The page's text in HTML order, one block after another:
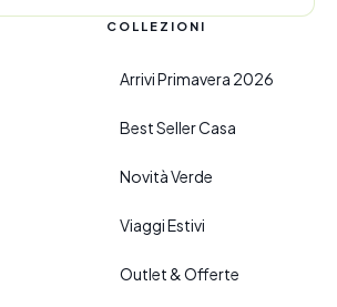
COLLEZIONI
Arrivi Primavera 2026
Best Seller Casa
Novità Verde
Viaggi Estivi
Outlet & Offerte